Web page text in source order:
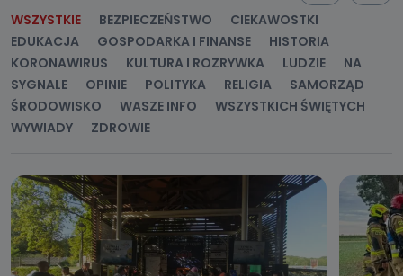
WSZYSTKIE BEZPIECZEŃSTWO
CIEKAWOSTKI
EDUKACJA
GOSPODARKA I FINANSE
HISTORIA
KORONAWIRUS
KULTURA I ROZRYWKA LUDZIE
NA
SYGNALE
OPINIE POLITYKA RELIGIA
SAMORZĄD
ŚRODOWISKO
WASZE INFO
WSZYSTKICH ŚWIĘTYCH
WYWIADY
ZDROWIE